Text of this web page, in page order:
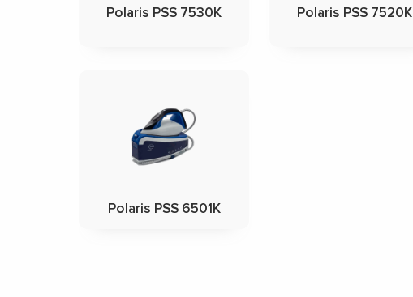
Polaris PSS 7530K Polaris PSS 7520K
Polaris PSS 6501K